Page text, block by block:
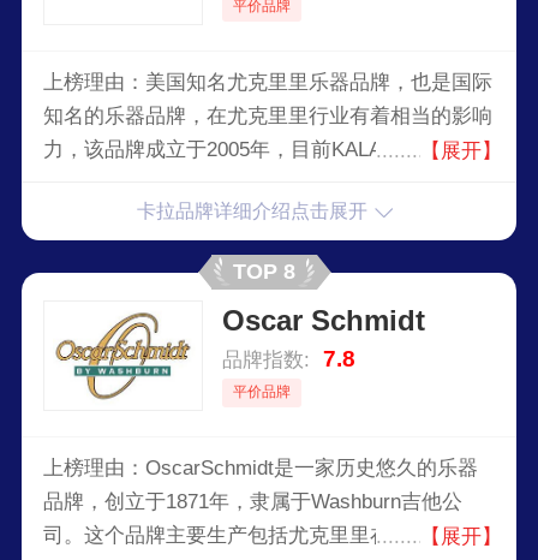
平价品牌
上榜理由：美国知名尤克里里乐器品牌，也是国际
知名的乐器品牌，在尤克里里行业有着相当的影响
力，该品牌成立于2005年，目前KALA是世界上销
【展开】
卡拉品牌详细介绍点击展开
TOP 8
Oscar Schmidt
品牌指数: 7.8
平价品牌
上榜理由：OscarSchmidt是一家历史悠久的乐器
品牌，创立于1871年，隶属于Washburn吉他公
司。这个品牌主要生产包括尤克里里在内的多种弦
【展开】